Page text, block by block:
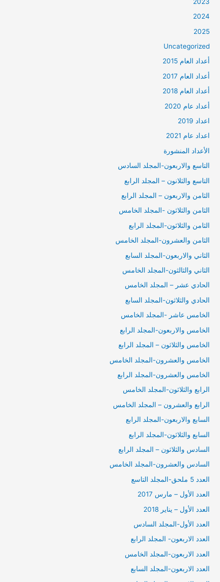
2024
2025
Uncategorized
أعداد العام 2015
أعداد العام 2017
أعداد العام 2018
أعداد عام 2020
اعداد 2019
اعداد عام 2021
الأعداد المنشورة
التاسع والاربعون-المجلد السادس
التاسع والثلانون – المجلد الرابع
الثامن والاربعون – المجلد الرابع
الثامن والثلاثون -المجلد الخامس
الثامن والثلاثون-المجلد الرابع
الثامن والعشرون-المجلد الخامس
الثاني والاربعون-المجلد السابع
الثاني والثالثون-المجلد الخامس
الحادي عشر – المجلد الخامس
الحادي والثلاثون-المجلد السابع
الخامس عاشر -المجلد الخامس
الخامس والاربعون-المجلد الرابع
الخامس والثلاثون – المجلد الرابع
الخامس والعشرون-المجلد الخامس
الخامس والعشرون-المجلد الرابع
الرابع والثلاثون-المجلد الخامس
الرابع والعشرون – المجلد الخامس
السابع والاربعون-المجلد الرابع
السابع والثلاثون-المجلد الرابع
السادس والثلاثون – المجلد الرابع
السادس والعشرون-المجلد الخامس
العدد 5 ملحق-المجلد التاسع
العدد الأول – مارس 2017
العدد الأول – يناير 2018
العدد الأول-المجلد السادس
العدد الاربعون- المجلد الرابع
العدد الاربعون-المجلد الخامس
العدد الاربعون-المجلد السابع